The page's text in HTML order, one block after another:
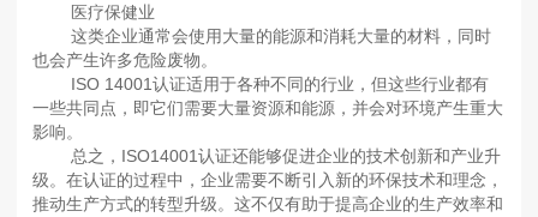
医疗保健业
这类企业通常会使用大量的能源和消耗大量的材料，同时
也会产生许多危险废物。
ISO 14001认证适用于各种不同的行业，但这些行业都有
一些共同点，即它们需要大量资源和能源，并会对环境产生重大
影响。
总之，ISO14001认证还能够促进企业的技术创新和产业升
级。在认证的过程中，企业需要不断引入新的环保技术和理念，
推动生产方式的转型升级。这不仅有助于提高企业的生产效率和